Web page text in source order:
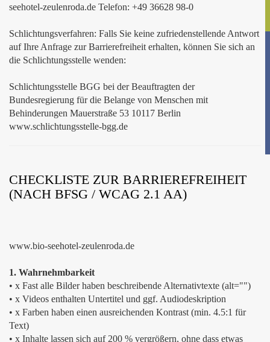
seehotel-zeulenroda.de Telefon: +49 36628 98-0
Schlichtungsverfahren: Falls Sie keine zufriedenstellende Antwort
auf Ihre Anfrage zur Barrierefreiheit erhalten, können Sie sich an
die Schlichtungsstelle wenden:
Schlichtungsstelle BGG bei der Beauftragten der
Bundesregierung für die Belange von Menschen mit
Behinderungen Mauerstraße 53 10117 Berlin
www.schlichtungsstelle-bgg.de
CHECKLISTE ZUR BARRIEREFREIHEIT
(NACH BFSG / WCAG 2.1 AA)
www.bio-seehotel-zeulenroda.de
1. Wahrnehmbarkeit
• x Fast alle Bilder haben beschreibende Alternativtexte (alt="")
• x Videos enthalten Untertitel und ggf. Audiodeskription
• x Farben haben einen ausreichenden Kontrast (min. 4.5:1 für
Text)
• x Inhalte lassen sich auf 200 % vergrößern, ohne dass etwas